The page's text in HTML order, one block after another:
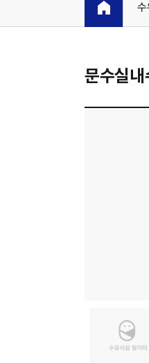
수
문수실